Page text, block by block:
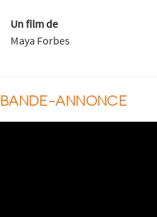
Un film de
Maya Forbes
BANDE-ANNONCE